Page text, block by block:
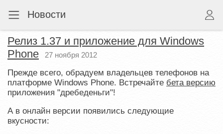
Новости
Релиз 1.37 и приложение для Windows
Phone
27 ноября 2012
Прежде всего, обрадуем владельцев телефонов на
платформе Windows Phone. Встречайте бета версию
приложения "дребеденьги"!
А в онлайн версии появились следующие
вкусности: